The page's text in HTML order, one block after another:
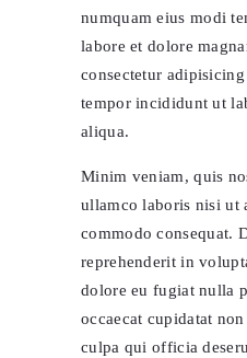
numquam eius modi
labore et dolore
consectetur
tempor incididunt ut
aliqua.
Minim veniam, quis
ullamco laboris nisi ut
commodo consequat.
reprehenderit in
dolore eu fugiat nulla
occaecat cupidatat
culpa qui officia